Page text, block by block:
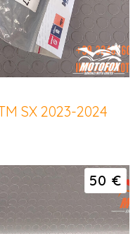
SX 2023-2024
50 €